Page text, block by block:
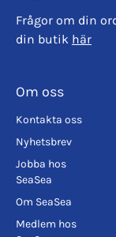
Frågor om din
din butik här
Om oss
Kontakta oss
Nyhetsbrev
Jobba hos
SeaSea
Om SeaSea
Medlem hos